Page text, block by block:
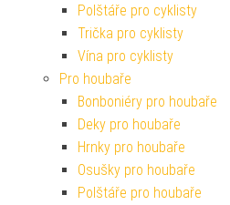
Polštáře pro cyklisty
Trička pro cyklisty
Vína pro cyklisty
Pro houbaře
Bonboniéry pro houbaře
Deky pro houbaře
Hrnky pro houbaře
Osušky pro houbaře
Polštáře pro houbaře